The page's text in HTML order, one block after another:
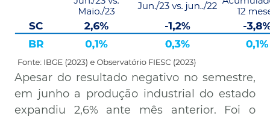
Apesar do resultado negativo no semestre,
em junho a produção industrial do estado
expandiu 2,6% ante mês anterior. Foi o